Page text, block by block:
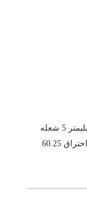
گاز داتیس مدل DG-534 شیشه سکوریت 8 میلیمتر 5 شعله